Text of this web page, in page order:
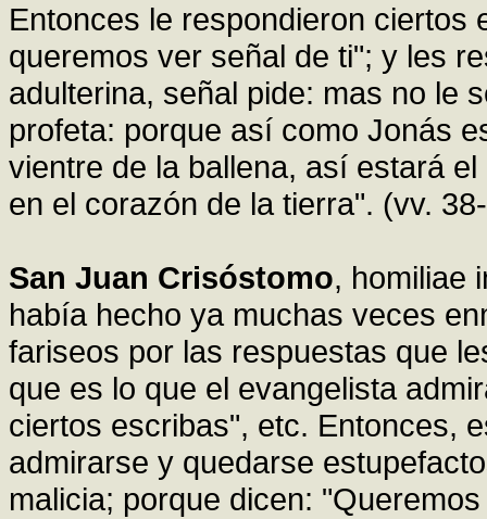
Entonces le respondieron ciertos
queremos ver señal de ti"; y les
adulterina, señal pide: mas no le
profeta: porque así como Jonás
vientre de la ballena, así estará
en el corazón de la tierra". (vv.
San Juan Crisóstomo, homiliae
había hecho ya muchas veces
fariseos por las respuestas que
que es lo que el evangelista
ciertos escribas", etc. Entonces,
admirarse y quedarse
malicia; porque dicen: